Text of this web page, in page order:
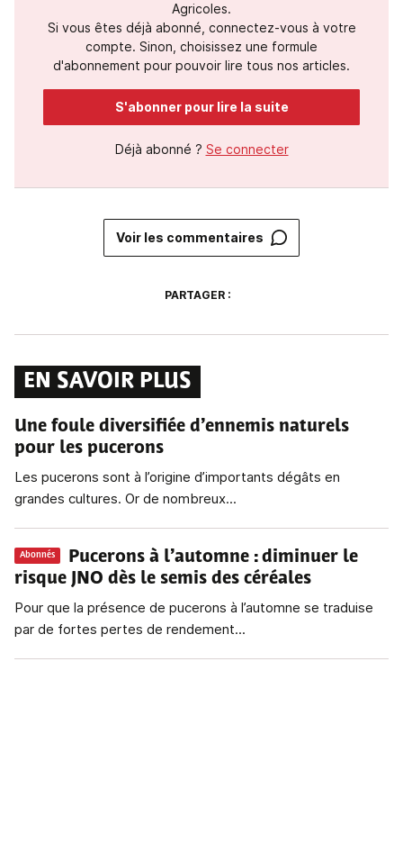
Agricoles.
Si vous êtes déjà abonné, connectez-vous à votre
compte. Sinon, choisissez une formule
d'abonnement pour pouvoir lire tous nos articles.
S'abonner pour lire la suite
Déjà abonné ? Se connecter
Voir les commentaires
PARTAGER :
EN SAVOIR PLUS
Une foule diversifiée d’ennemis naturels
pour les pucerons
Les pucerons sont à l’origine d’importants dégâts en
grandes cultures. Or de nombreux...
Abonnés Pucerons à l’automne : diminuer le
risque JNO dès le semis des céréales
Pour que la présence de pucerons à l’automne se traduise
par de fortes pertes de rendement...